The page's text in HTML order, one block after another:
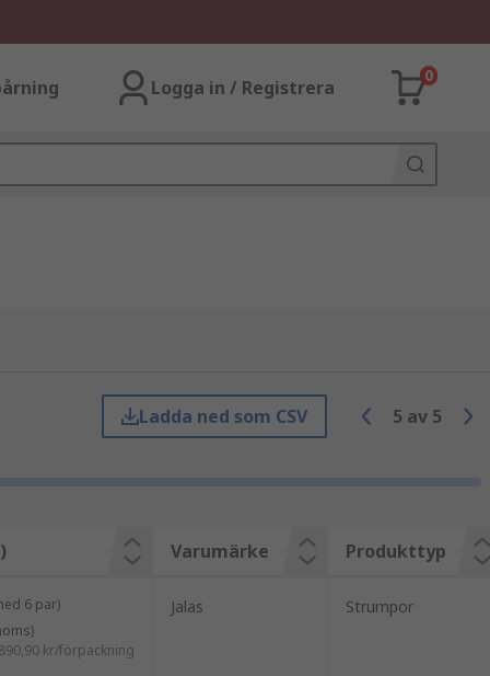
Logga in / Registrera
0
Ladda ned som CSV 5 av 5
Varumärke Produkttyp
6 par)
kr/förpackning
Jalas Strumpor